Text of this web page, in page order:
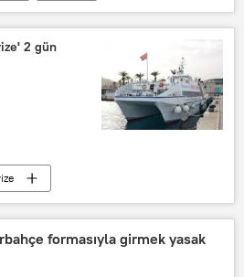
sözcüsü
2 gün
Vize
formasıyla girmek yasak